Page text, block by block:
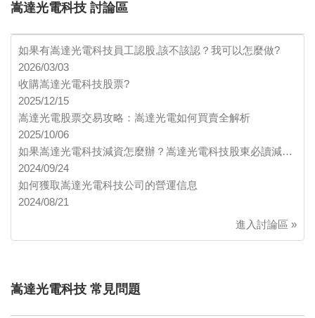
嵩達光電科技 討論區
如果有嵩達光電科技員工認股,該不該認？我可以怎麼做?
2026/03/03
收購嵩達光電科技股票?
2025/12/15
嵩達光電股票交易攻略：嵩達光電如何買賣全解析
2025/10/06
如果嵩達光電科技減資怎麼辦？嵩達光電科技股東必讀減…
2024/09/24
如何獲取嵩達光電科技公司的營運信息
2024/08/21
進入討論區 »
嵩達光電科技 常見問題